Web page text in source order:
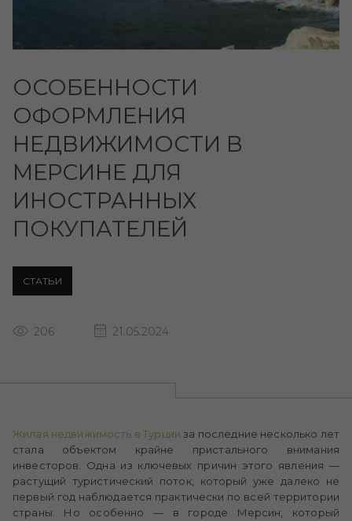
ОСОБЕННОСТИ
ОФОРМЛЕНИЯ
НЕДВИЖИМОСТИ В
МЕРСИНЕ ДЛЯ
ИНОСТРАННЫХ
ПОКУПАТЕЛЕЙ
СТАТЬИ
206 21.05.2024
Жилая недвижимость в Турции за последние несколько лет
стала объектом крайне пристального внимания
инвесторов. Одна из ключевых причин этого явления —
растущий туристический поток, который уже далеко не
первый год наблюдается практически по всей территории
страны. Но особенно — в городе Мерсин, который